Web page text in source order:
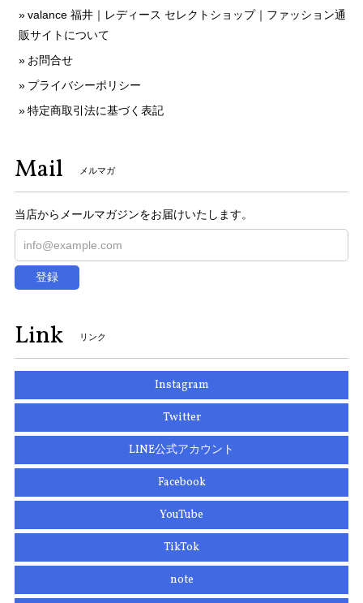
valance 福井｜レディース セレクトショップ｜ファッション通
販サイトについて
お問合せ
プライバシーポリシー
特定商取引法に基づく表記
Mail メルマガ
当店からメールマガジンをお届けいたします。
登録
Link リンク
Instagram
Twitter
LINE公式アカウント
Facebook
YouTube
TikTok
note